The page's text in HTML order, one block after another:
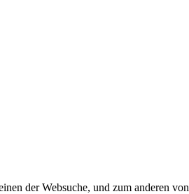
der Websuche, und zum anderen